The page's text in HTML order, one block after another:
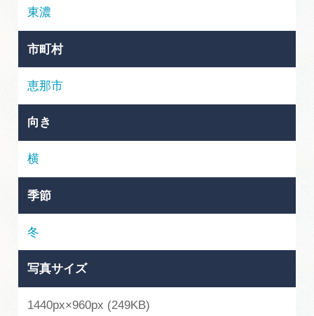
体験予約サイト「ＶＩＳＩＴ岐阜県」
岐阜県アウトドア観光キャンペーン
岐阜県まるごと観光エリアガイド
岐阜県観光データベース
旅行会社・観光事業者の皆様へ
東濃
市町村
恵那市
向き
横
季節
冬
写真サイズ
1440px×960px (249KB)